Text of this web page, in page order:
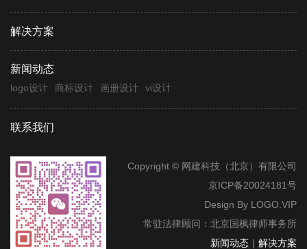
解决方案
新闻动态
logo设计 商标设计 画册设计 vi设计
联系我们
Copyright © 网建科技（北京）有限公司
京ICP备20024181号
Design By LOGO.VIP
常驻法律顾问：北京国枫律师事务所
新闻动态 | 解决方案